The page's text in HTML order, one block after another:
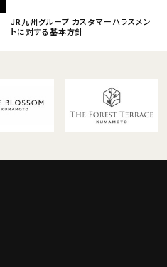
JR九州グループ カスタマーハラスメン
トに対する基本方針